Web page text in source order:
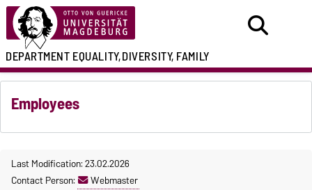
DEPARTMENTEQUALITY,DIVERSITY, FAMILY
Employees
Last Modification: 23.02.2026
Contact Person:
Webmaster